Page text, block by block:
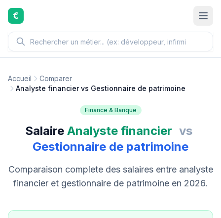
Aller au contenu principal
€
Accueil
Comparer
Analyste financier vs Gestionnaire de patrimoine
Finance & Banque
Salaire Analyste financier vs
Gestionnaire de patrimoine
Comparaison complete des salaires entre analyste
financier et gestionnaire de patrimoine en 2026.